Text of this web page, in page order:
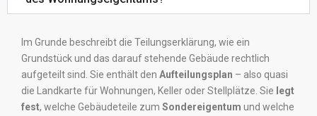
Im Grunde beschreibt die Teilungserklärung, wie ein
Grundstück und das darauf stehende Gebäude rechtlich
aufgeteilt sind. Sie enthält den Aufteilungsplan – also quasi
die Landkarte für Wohnungen, Keller oder Stellplätze. Sie legt
fest, welche Gebäudeteile zum Sondereigentum und welche